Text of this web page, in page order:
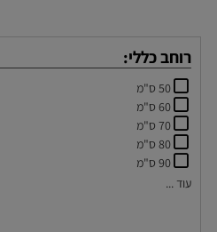
רוחב כללי:
50 ס"מ
60 ס"מ
70 ס"מ
80 ס"מ
90 ס"מ
עוד ...